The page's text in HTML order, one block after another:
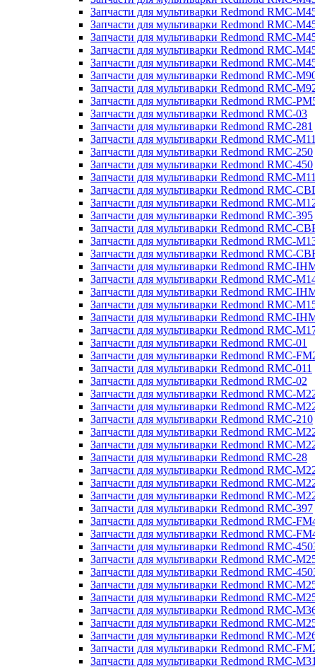
Запчасти для мультиварки Redmond RMC-
Запчасти для мультиварки Redmond RMC-
Запчасти для мультиварки Redmond RMC-
Запчасти для мультиварки Redmond RMC-
Запчасти для мультиварки Redmond RMC-
Запчасти для мультиварки Redmond RMC-
Запчасти для мультиварки Redmond RMC-
Запчасти для мультиварки Redmond RMC-
Запчасти для мультиварки Redmond RMC-03
Запчасти для мультиварки Redmond RMC-281
Запчасти для мультиварки Redmond RMC-M11
Запчасти для мультиварки Redmond RMC-250
Запчасти для мультиварки Redmond RMC-450
Запчасти для мультиварки Redmond RMC-
Запчасти для мультиварки Redmond RMC-
Запчасти для мультиварки Redmond RMC-
Запчасти для мультиварки Redmond RMC-395
Запчасти для мультиварки Redmond RMC-
Запчасти для мультиварки Redmond RMC-
Запчасти для мультиварки Redmond RMC-
Запчасти для мультиварки Redmond RMC-
Запчасти для мультиварки Redmond RMC-
Запчасти для мультиварки Redmond RMC-
Запчасти для мультиварки Redmond RMC-
Запчасти для мультиварки Redmond RMC-
Запчасти для мультиварки Redmond RMC-
Запчасти для мультиварки Redmond RMC-01
Запчасти для мультиварки Redmond RMC-
Запчасти для мультиварки Redmond RMC-011
Запчасти для мультиварки Redmond RMC-02
Запчасти для мультиварки Redmond RMC-
Запчасти для мультиварки Redmond RMC-
Запчасти для мультиварки Redmond RMC-210
Запчасти для мультиварки Redmond RMC-
Запчасти для мультиварки Redmond RMC-
Запчасти для мультиварки Redmond RMC-28
Запчасти для мультиварки Redmond RMC-
Запчасти для мультиварки Redmond RMC-
Запчасти для мультиварки Redmond RMC-
Запчасти для мультиварки Redmond RMC-397
Запчасти для мультиварки Redmond RMC-
Запчасти для мультиварки Redmond RMC-
Запчасти для мультиварки Redmond RMC-
Запчасти для мультиварки Redmond RMC-
Запчасти для мультиварки Redmond RMC-
Запчасти для мультиварки Redmond RMC-
Запчасти для мультиварки Redmond RMC-
Запчасти для мультиварки Redmond RMC-
Запчасти для мультиварки Redmond RMC-
Запчасти для мультиварки Redmond RMC-
Запчасти для мультиварки Redmond RMC-
Запчасти для мультиварки Redmond RMC-M31